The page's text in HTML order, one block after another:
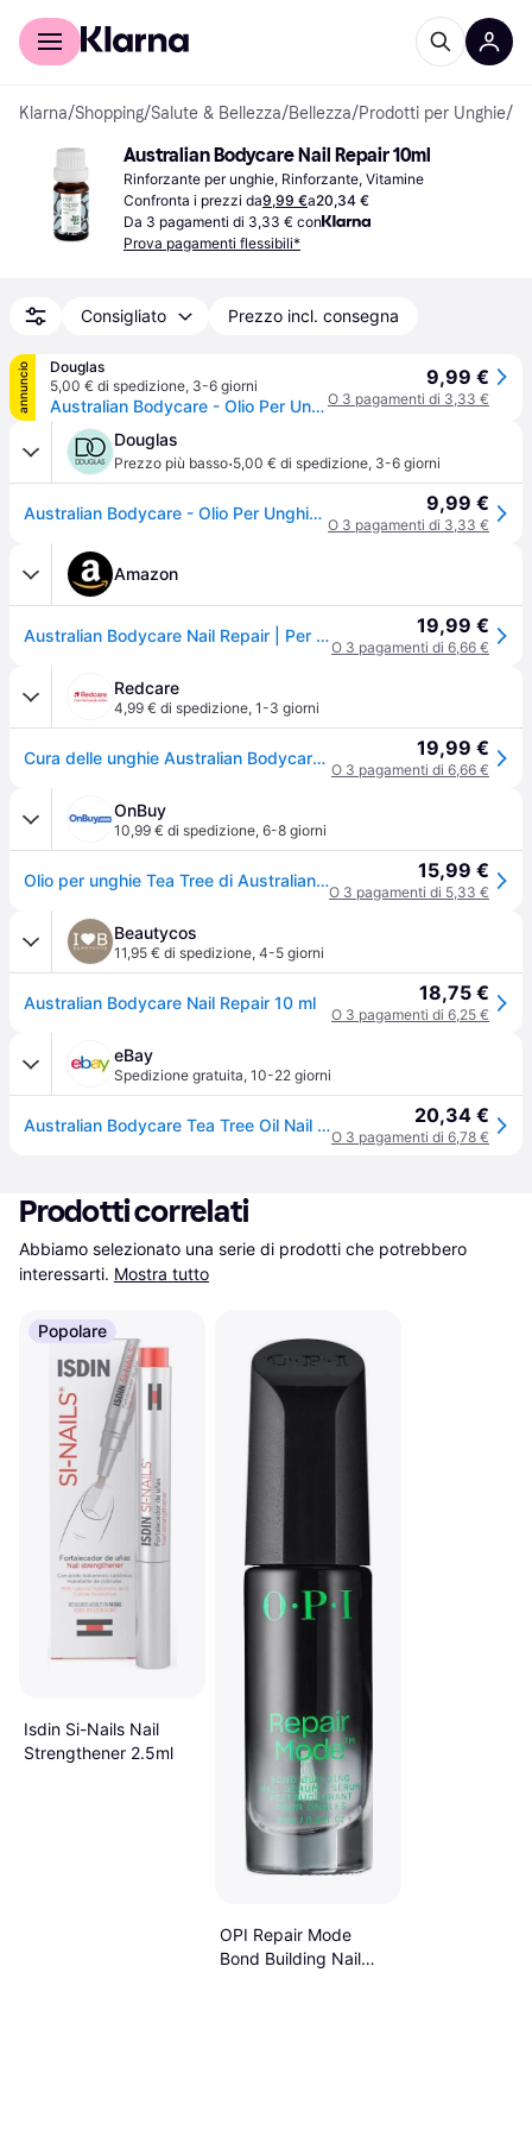
Per il tuo shopping
Klarna/Shopping/Salute & Bellezza/Bellezza/Prodotti per Unghie/
Australian Bodycare Nail Repair 10ml
Rinforzante per unghie, Rinforzante, Vitamine
Confronta i prezzi da9,99 €a20,34 €
Da 3 pagamenti di 3,33 € con
Prova pagamenti flessibili*
Consigliato Prezzo incl. consegna
annuncio
Douglas
5,00 € di spedizione, 3-6 giorni
Australian Bodycare - Olio Per Unghie Screpolate e Con Onicomicosi Rinforzante unghie 10 ml unisex
9,99 €
O 3 pagamenti di 3,33 €
Douglas
Prezzo più basso·5,00 € di spedizione, 3-6 giorni
Australian Bodycare - Olio Per Unghie Screpolate e Con Onicomicosi Rinforzante unghie 10 ml unisex 9,99 €
O 3 pagamenti di 3,33 €
Amazon
Australian Bodycare Nail Repair | Per uomini e donne con unghie danneggiate o scolorite | Con pennello applicatore | Adatto anche come cura quotidiana contro i funghi delle unghie | 10 ml 19,99 €
O 3 pagamenti di 6,66 €
Redcare
4,99 € di spedizione, 1-3 giorni
Cura delle unghie Australian Bodycare per dei piedi e mani screpolate, ruvide fragili 10 ml Olio 19,99 €
O 3 pagamenti di 6,66 €
OnBuy
10,99 € di spedizione, 6-8 giorni
Olio per unghie Tea Tree di Australian Bodycare, 10 ml 15,99 €
O 3 pagamenti di 5,33 €
Beautycos
11,95 € di spedizione, 4-5 giorni
Australian Bodycare Nail Repair 10 ml 18,75 €
O 3 pagamenti di 6,25 €
eBay
Spedizione gratuita, 10-22 giorni
Australian Bodycare Tea Tree Oil Nail Repair 10ml 20,34 €
O 3 pagamenti di 6,78 €
Prodotti correlati
Abbiamo selezionato una serie di prodotti che potrebbero
interessarti. Mostra tutto
Popolare
Isdin Si-Nails Nail
Strengthener 2.5ml
OPI Repair Mode
Bond Building Nail